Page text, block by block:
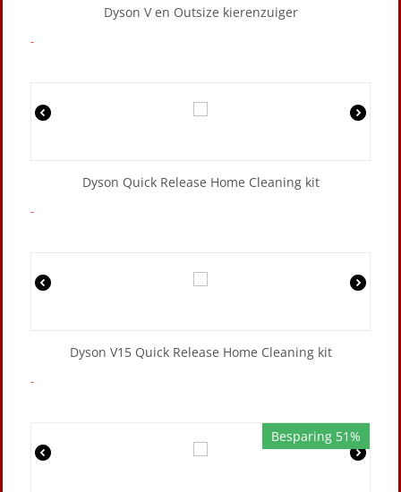
Dyson V en Outsize kierenzuiger
-
Dyson Quick Release Home Cleaning kit
-
Dyson V15 Quick Release Home Cleaning kit
-
Besparing 51%